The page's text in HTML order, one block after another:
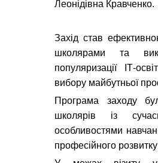
Леонідівна Кравченко.
Захід став
школярами та
популяризації ІТ-
вибору майбутньої
Програма заходу
школярів із
особливостями
професійного